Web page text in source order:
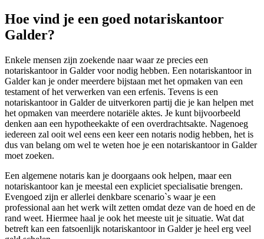
Hoe vind je een goed notariskantoor
Galder?
Enkele mensen zijn zoekende naar waar ze precies een
notariskantoor in Galder voor nodig hebben. Een notariskantoor in
Galder kan je onder meerdere bijstaan met het opmaken van een
testament of het verwerken van een erfenis. Tevens is een
notariskantoor in Galder de uitverkoren partij die je kan helpen met
het opmaken van meerdere notariële aktes. Je kunt bijvoorbeeld
denken aan een hypotheekakte of een overdrachtsakte. Nagenoeg
iedereen zal ooit wel eens een keer een notaris nodig hebben, het is
dus van belang om wel te weten hoe je een notariskantoor in Galder
moet zoeken.
Een algemene notaris kan je doorgaans ook helpen, maar een
notariskantoor kan je meestal een expliciet specialisatie brengen.
Evengoed zijn er allerlei denkbare scenario`s waar je een
professional aan het werk wilt zetten omdat deze van de hoed en de
rand weet. Hiermee haal je ook het meeste uit je situatie. Wat dat
betreft kan een fatsoenlijk notariskantoor in Galder je heel erg veel